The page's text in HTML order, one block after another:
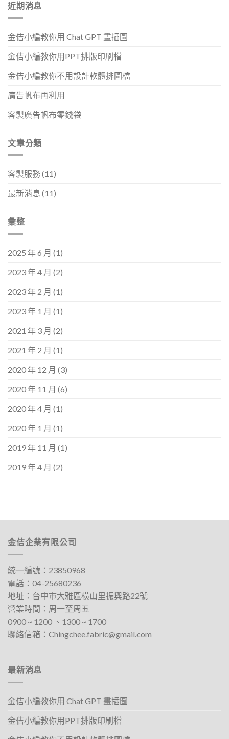
近期消息
金佶小編教你用 Chat GPT 畫插圖
金佶小編教你用PPT排版印刷檔
金佶小編教你不用設計軟體排圖檔
廣告帆布再利用
客製廣告帆布零錢袋
文章分類
客製服務(11)
最新消息 (11)
彙整
2025 年 6 月 (1)
2023 年 4 月 (2)
2023 年 2 月 (1)
2023 年 1 月 (1)
2021 年 3 月 (2)
2021 年 2 月 (1)
2020 年 12 月 (3)
2020 年 11 月 (6)
2020 年 4 月 (1)
2020 年 1 月 (1)
2019 年 11 月 (1)
2019 年 4 月 (2)
金佶企業有限公司
統一編號：23850968
電話： 04-25680236
地址： 台中巿大雅區橫山里振興路22號
營業時間：周一至周五
0900 ~ 1200 、1300 ~ 1700​
聯絡信箱： Chingchee.fabric@gmail.com
最新消息
金佶小編教你用 Chat GPT 畫插圖
金佶小編教你用PPT排版印刷檔